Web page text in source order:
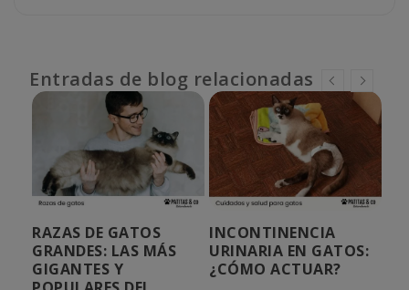
Entradas de blog relacionadas
RAZAS DE GATOS
GRANDES: LAS MÁS
GIGANTES Y
INCONTINENCIA
URINARIA EN GATOS:
¿CÓMO ACTUAR?